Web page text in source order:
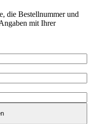
die Bestellnummer und
mit Ihrer